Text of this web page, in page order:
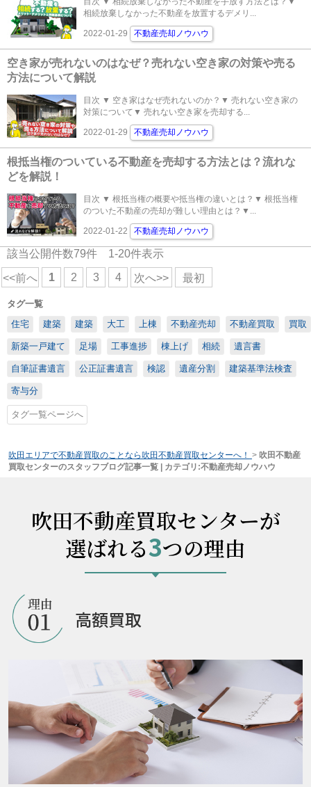
相続放棄しなかった不動産を放置するデメリ...
2022-01-29 不動産売却ノウハウ
空き家が売れないのはなぜ？売れない空き家の対策や売る
方法について解説
目次 ▼ 空き家はなぜ売れないのか？▼ 売れない空き家の
対策について▼ 売れない空き家を売却する...
2022-01-29 不動産売却ノウハウ
根抵当権のついている不動産を売却する方法とは？流れな
どを解説！
目次 ▼ 根抵当権の概要や抵当権の違いとは？▼ 根抵当権
のついた不動産の売却が難しい理由とは？▼...
2022-01-22 不動産売却ノウハウ
該当公開件数79件 1-20件表示
<<前へ 1 2 3 4 次へ>> 最初
タグ一覧
住宅
建築 建築 大工 上棟 不動産売却 不動産買取 買取
新築一戸建て 足場 工事進捗 棟上げ 相続 遺言書
自筆証書遺言 公正証書遺言 検認 遺産分割 建築基準法検査
寄与分
タグ一覧ページへ
吹田エリアで不動産買取のことなら吹田不動産買取センターへ！ > 吹田不動産
買取センターのスタッフブログ記事一覧 | カテゴリ:不動産売却ノウハウ
吹田不動産買取センターが
選ばれる3つの理由
高額買取